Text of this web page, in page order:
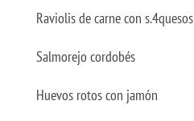
Raviolis de carne con s.4quesos
Salmorejo cordobés
Huevos rotos con jamón